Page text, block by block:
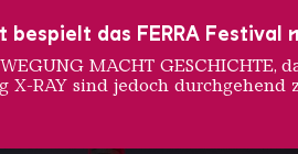
bespielt das FERRA
MACHT
RAY sind jedoch durchgehend